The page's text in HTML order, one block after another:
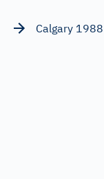
Calgary 1988